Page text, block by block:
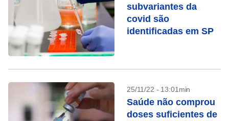
subvariantes da
covid são
identificadas em SP
25/11/22 - 13:01min
Saúde não comprou
doses suficientes de